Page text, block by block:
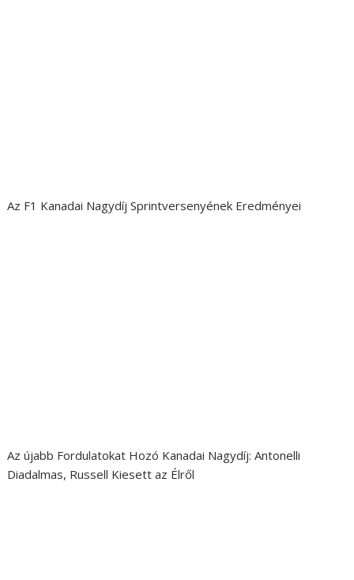
Az F1 Kanadai Nagydíj Sprintversenyének Eredményei
Az újabb Fordulatokat Hozó Kanadai Nagydíj: Antonelli
Diadalmas, Russell Kiesett az Élről